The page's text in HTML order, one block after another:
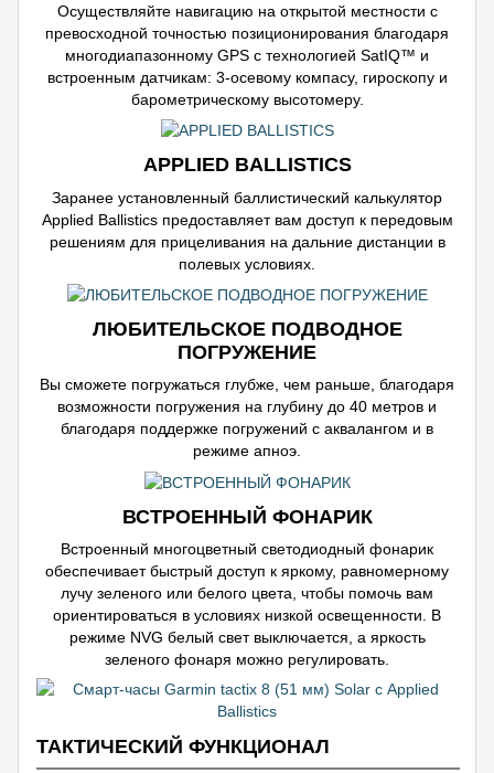
Осуществляйте навигацию на открытой местности с
превосходной точностью позиционирования благодаря
многодиапазонному GPS с технологией SatIQ™ и
встроенным датчикам: 3-осевому компасу, гироскопу и
барометрическому высотомеру.
APPLIED BALLISTICS
Заранее установленный баллистический калькулятор
Applied Ballistics предоставляет вам доступ к передовым
решениям для прицеливания на дальние дистанции в
полевых условиях.
ЛЮБИТЕЛЬСКОЕ ПОДВОДНОЕ
ПОГРУЖЕНИЕ
Вы сможете погружаться глубже, чем раньше, благодаря
возможности погружения на глубину до 40 метров и
благодаря поддержке погружений с аквалангом и в
режиме апноэ.
ВСТРОЕННЫЙ ФОНАРИК
Встроенный многоцветный светодиодный фонарик
обеспечивает быстрый доступ к яркому, равномерному
лучу зеленого или белого цвета, чтобы помочь вам
ориентироваться в условиях низкой освещенности. В
режиме NVG белый свет выключается, а яркость
зеленого фонаря можно регулировать.
ТАКТИЧЕСКИЙ ФУНКЦИОНАЛ